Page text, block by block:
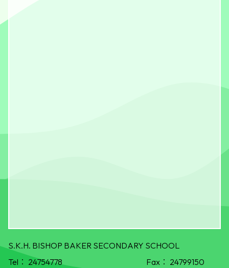
S.K.H. BISHOP BAKER SECONDARY SCHOOL
Tel： 24754778 Fax： 24799150